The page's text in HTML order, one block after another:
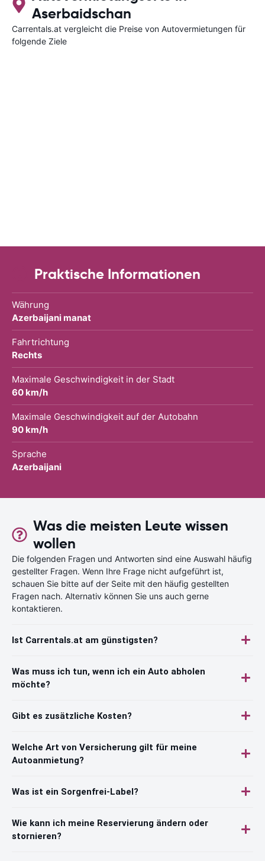
Aserbaidschan
Carrentals.at vergleicht die Preise von Autovermietungen für
folgende Ziele
Praktische Informationen
Währung
Azerbaijani manat
Fahrtrichtung
Rechts
Maximale Geschwindigkeit in der Stadt
60 km/h
Maximale Geschwindigkeit auf der Autobahn
90 km/h
Sprache
Azerbaijani
Was die meisten Leute wissen
wollen
Die folgenden Fragen und Antworten sind eine Auswahl häufig
gestellter Fragen. Wenn Ihre Frage nicht aufgeführt ist,
schauen Sie bitte auf der Seite mit den häufig gestellten
Fragen nach. Alternativ können Sie uns auch gerne
kontaktieren.
Ist Carrentals.at am günstigsten?
Was muss ich tun, wenn ich ein Auto abholen
möchte?
Gibt es zusätzliche Kosten?
Welche Art von Versicherung gilt für meine
Autoanmietung?
Was ist ein Sorgenfrei-Label?
Wie kann ich meine Reservierung ändern oder
stornieren?